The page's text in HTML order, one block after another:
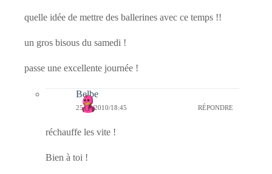
quelle idée de mettre des ballerines avec ce temps !!
un gros bisous du samedi !
passe une excellente journée !
Belbe
25/09/2010/18:45 RÉPONDRE
réchauffe les vite !
Bien à toi !